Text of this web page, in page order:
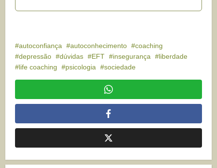
autoconfiança autoconhecimento
coaching
depressão
dúvidas EFT insegurança
liberdade
life coaching
psicologia sociedade